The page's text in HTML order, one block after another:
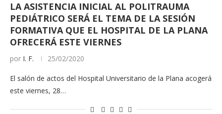
LA ASISTENCIA INICIAL AL POLITRAUMA
PEDIÁTRICO SERÁ EL TEMA DE LA SESIÓN
FORMATIVA QUE EL HOSPITAL DE LA PLANA
OFRECERÁ ESTE VIERNES
por I. F. 25/02/2020
El salón de actos del Hospital Universitario de la Plana acogerá
este viernes, 28…